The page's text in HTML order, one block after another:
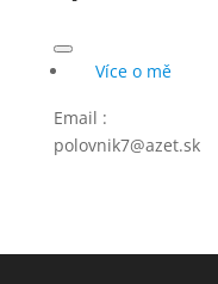
Více o mě
Email :
polovnik7@azet.sk